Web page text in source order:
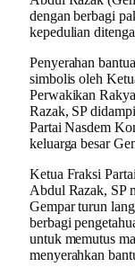
dengan berbagi
kepedulian
Penyerahan
simbolis oleh
Perwakikan
Razak, SP
Partai Nasdem
keluarga besar
Ketua Fraksi
Abdul Razak, SP
Gempar turun
berbagi
untuk memutus
menyerahkan